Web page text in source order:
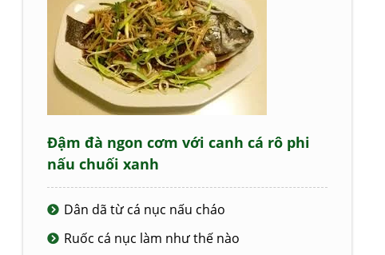
Đậm đà ngon cơm với canh cá rô phi
nấu chuối xanh
Dân dã từ cá nục nấu cháo
Ruốc cá nục làm như thế nào